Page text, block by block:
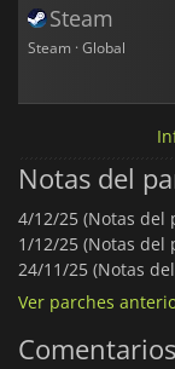
Steam
Steam · Global
Notas del
4/12/25 (Notas del
1/12/25 (Notas del
24/11/25 (Notas
Ver parches